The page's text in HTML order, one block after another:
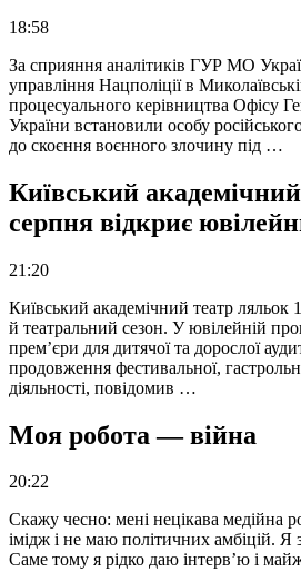
18:58
За сприяння аналітиків ГУР МО
управління Нацполіції в
процесуального керівництва Офісу
України встановили особу
до скоєння воєнного злочину під …
Київський
серпня відкриє
21:20
Київський академічний театр ляльок
й театральний сезон. У ювілейній
прем’єри для дитячої та дорослої
продовження фестивальної,
діяльності, повідомив …
Моя робота — війна
20:22
Скажу чесно: мені нецікава медійна
імідж і не маю політичних амбіцій.
Саме тому я рідко даю інтерв’ю і